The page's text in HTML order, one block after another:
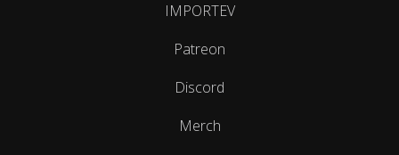
IMPORTEV
Patreon
Discord
Merch